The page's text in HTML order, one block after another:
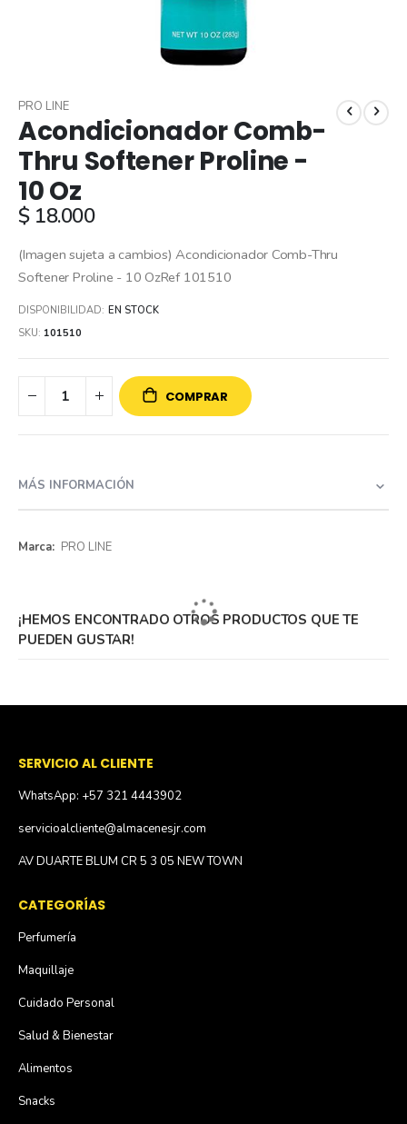
to
the
beginning
the
images
gallery
Acondicionador Comb-
Thru Softener Proline -
10 Oz
PRO LINE
$ 18.000
(Imagen sujeta a cambios) Acondicionador Comb-Thru
Softener Proline - 10 OzRef 101510
DISPONIBILIDAD: EN STOCK
SKU 101510
COMPRAR
MÁS INFORMACIÓN
Más
PRO LINE
¡HEMOS ENCONTRADO OTROS PRODUCTOS QUE TE
PUEDEN GUSTAR!
SERVICIO AL CLIENTE
WhatsApp: +57 321 4443902
servicioalcliente@almacenesjr.com
AV DUARTE BLUM CR 5 3 05 NEW TOWN
CATEGORÍAS
Perfumería
Maquillaje
Cuidado Personal
Salud & Bienestar
Alimentos
Snacks